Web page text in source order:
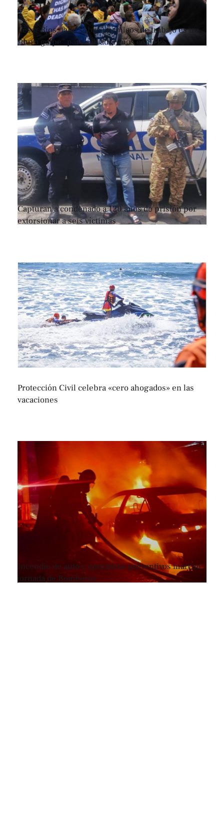
César Ríos: fallo sobre permisos de trabajo es un
“duro golpe” para salvadoreños con TPS
Capturan a condenado a 120 años de prisión por
extorsionar a seis víctimas
Protección Civil celebra «cero ahogados» en las
vacaciones
Incendio de auto y operativos preventivos marcan
jornada de Bomberos